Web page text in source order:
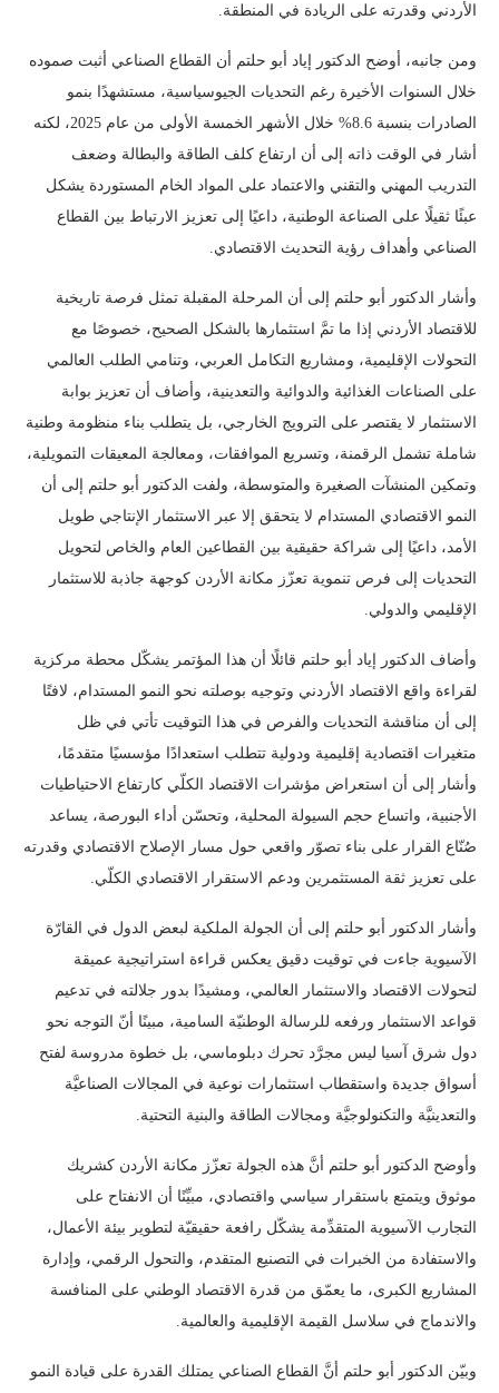
الأردني وقدرته على الريادة في المنطقة.
ومن جانبه، أوضح الدكتور إياد أبو حلتم أن القطاع الصناعي أثبت صموده
خلال السنوات الأخيرة رغم التحديات الجيوسياسية، مستشهدًا بنمو
الصادرات بنسبة 8.6% خلال الأشهر الخمسة الأولى من عام 2025، لكنه
أشار في الوقت ذاته إلى أن ارتفاع كلف الطاقة والبطالة وضعف
التدريب المهني والتقني والاعتماد على المواد الخام المستوردة يشكل
عبئًا ثقيلًا على الصناعة الوطنية، داعيًا إلى تعزيز الارتباط بين القطاع
الصناعي وأهداف رؤية التحديث الاقتصادي.
وأشار الدكتور أبو حلتم إلى أن المرحلة المقبلة تمثل فرصة تاريخية
للاقتصاد الأردني إذا ما تمَّ استثمارها بالشكل الصحيح، خصوصًا مع
التحولات الإقليمية، ومشاريع التكامل العربي، وتنامي الطلب العالمي
على الصناعات الغذائية والدوائية والتعدينية، وأضاف أن تعزيز بوابة
الاستثمار لا يقتصر على الترويج الخارجي، بل يتطلب بناء منظومة وطنية
شاملة تشمل الرقمنة، وتسريع الموافقات، ومعالجة المعيقات التمويلية،
وتمكين المنشآت الصغيرة والمتوسطة، ولفت الدكتور أبو حلتم إلى أن
النمو الاقتصادي المستدام لا يتحقق إلا عبر الاستثمار الإنتاجي طويل
الأمد، داعيًا إلى شراكة حقيقية بين القطاعين العام والخاص لتحويل
التحديات إلى فرص تنموية تعزّز مكانة الأردن كوجهة جاذبة للاستثمار
الإقليمي والدولي.
وأضاف الدكتور إياد أبو حلتم قائلًا أن هذا المؤتمر يشكّل محطة مركزية
لقراءة واقع الاقتصاد الأردني وتوجيه بوصلته نحو النمو المستدام، لافتًا
إلى أن مناقشة التحديات والفرص في هذا التوقيت تأتي في ظل
متغيرات اقتصادية إقليمية ودولية تتطلب استعدادًا مؤسسيًا متقدمًا،
وأشار إلى أن استعراض مؤشرات الاقتصاد الكلّي كارتفاع الاحتياطيات
الأجنبية، واتساع حجم السيولة المحلية، وتحسّن أداء البورصة، يساعد
صُنّاع القرار على بناء تصوّر واقعي حول مسار الإصلاح الاقتصادي وقدرته
على تعزيز ثقة المستثمرين ودعم الاستقرار الاقتصادي الكلّي.
وأشار الدكتور أبو حلتم إلى أن الجولة الملكية لبعض الدول في القارّة
الآسيوية جاءت في توقيت دقيق يعكس قراءة استراتيجية عميقة
لتحولات الاقتصاد والاستثمار العالمي، ومشيدًا بدور جلالته في تدعيم
قواعد الاستثمار ورفعه للرسالة الوطنيّة السامية، مبينًا أنّ التوجه نحو
دول شرق آسيا ليس مجرَّد تحرك دبلوماسي، بل خطوة مدروسة لفتح
أسواق جديدة واستقطاب استثمارات نوعية في المجالات الصناعيَّة
والتعدينيَّة والتكنولوجيَّة ومجالات الطاقة والبنية التحتية.
وأوضح الدكتور أبو حلتم أنَّ هذه الجولة تعزّز مكانة الأردن كشريك
موثوق ويتمتع باستقرار سياسي واقتصادي، مبيِّنًا أن الانفتاح على
التجارب الآسيوية المتقدِّمة يشكّل رافعة حقيقيّة لتطوير بيئة الأعمال،
والاستفادة من الخبرات في التصنيع المتقدم، والتحول الرقمي، وإدارة
المشاريع الكبرى، ما يعمّق من قدرة الاقتصاد الوطني على المنافسة
والاندماج في سلاسل القيمة الإقليمية والعالمية.
وبيّن الدكتور أبو حلتم أنَّ القطاع الصناعي يمتلك القدرة على قيادة النمو